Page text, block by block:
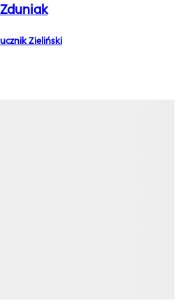
Zduniak
Zieliński